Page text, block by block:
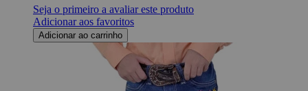
Seja o primeiro a avaliar este produto
Adicionar aos favoritos
Adicionar ao carrinho